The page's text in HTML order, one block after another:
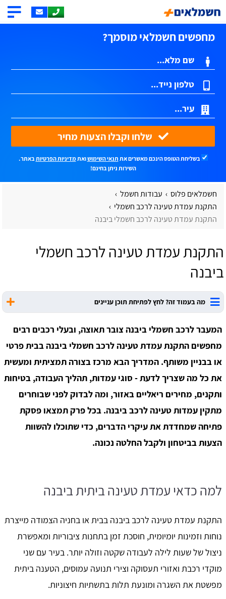
מחפשים חשמלאי מוסמך?
בשליחת הטופס הינכם מאשרים את תנאי השימושואתמדיניות הפרטיותבאתר.
השירות ניתן בחינם!
חשמלאים פלוס
עבודות חשמל
התקנת עמדת טעינה לרכב חשמלי
התקנת עמדת טעינה לרכב חשמלי ביבנה
התקנת עמדת טעינה לרכב חשמלי
ביבנה
מה בעמוד זה? לחץ לפתיחת תוכן עניינים
המעבר לרכב חשמלי ביבנה צובר תאוצה, ובעלי רכבים רבים
מחפשים התקנת עמדת טעינה לרכב חשמלי ביבנה בבית פרטי
או בבניין משותף. המדריך הבא מרכז בצורה תמציתית ומעשית
את כל מה שצריך לדעת - סוגי עמדות, תהליך העבודה, בטיחות
ותקנים, מחירים ריאליים באזור, ומה לבדוק לפני שבוחרים
מתקין עמדות טעינה לרכב ביבנה. בכל פרק תמצאו פסקת
פתיחה שמחדדת את עיקרי הדברים, כדי שתוכלו להשוות
הצעות בביטחון ולקבל החלטה נכונה.
למה כדאי עמדת טעינה ביתית ביבנה
התקנת עמדת טעינה לרכב ביבנה בבית או בחניה הצמודה מייצרת
נוחות וזמינות יומיומית, חוסכת זמן בתחנות ציבוריות ומאפשרת
ניצול של שעות לילה לעבודה שקטה וזולה יותר. בעיר עם שני
מוקדי רכבת ואזורי תעסוקה וצירי תנועה עמוסים, הטענה ביתית
מפשטת את השגרה ומונעת תלות בתשתיות חיצוניות.